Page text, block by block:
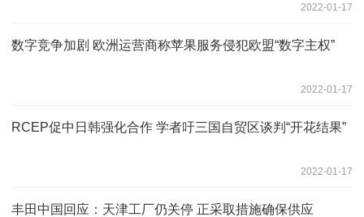
2022-01-17
数字竞争加剧 欧洲运营商称苹果服务侵犯欧盟“数字主权”
2022-01-17
RCEP促中日韩强化合作 学者吁三国自贸区谈判“开花结果”
2022-01-17
丰田中国回应：天津工厂仍关停 正采取措施确保供应